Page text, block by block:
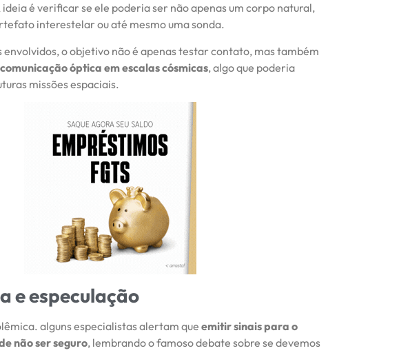
é verificar se ele poderia ser não apenas um corpo natural,
interestelar ou até mesmo uma sonda.
envolvidos, o objetivo não é apenas testar contato, mas também
óptica em escalas cósmicas, algo que poderia
missões espaciais.
e especulação
alguns especialistas alertam que emitir sinais para o
não ser seguro, lembrando o famoso debate sobre se devemos